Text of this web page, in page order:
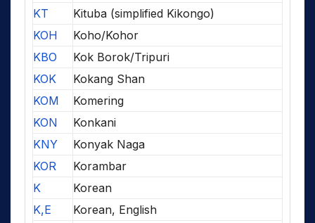
KT
Kituba (simplified Kikongo)
KOH
Koho/Kohor
KBO
Kok Borok/Tripuri
KOK
Kokang Shan
KOM
Komering
KON
Konkani
KNY
Konyak Naga
KOR
Korambar
K
Korean
K,E
Korean, English